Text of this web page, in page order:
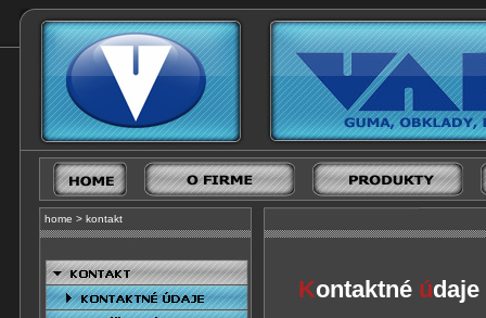
home > kontakt
Kontaktné údaje